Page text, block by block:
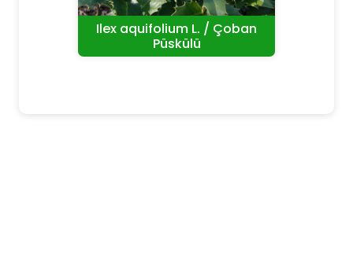
Ilex aquifolium L. / Çoban
Püskülü